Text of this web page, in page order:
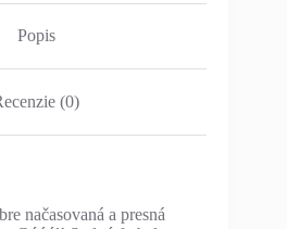
Popis
(0)
načasovaná a presná